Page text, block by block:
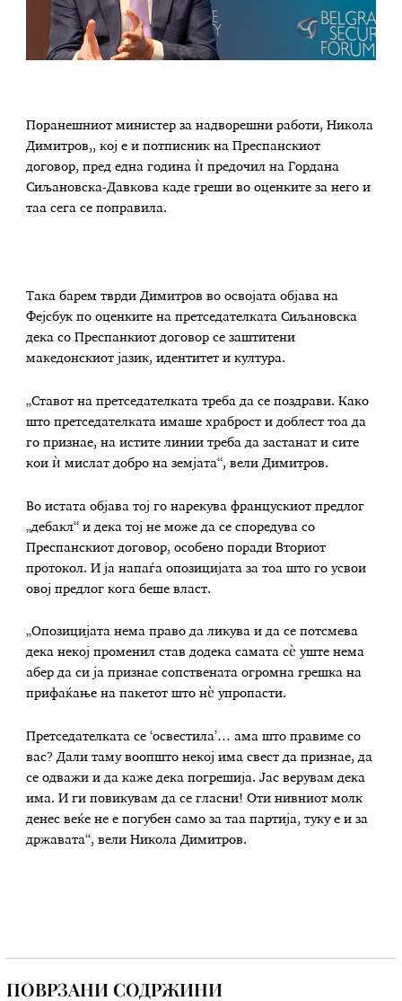
Поранешниот министер за надворешни работи, Никола
Димитров,, кој е и потписник на Преспанскиот
договор, пред една година ѝ предочил на Гордана
Сиљановска-Давкова каде греши во оценките за него и
таа сега се поправила.
Така барем тврди Димитров во освојата објава на
Фејсбук по оценките на претседателката Сиљановска
дека со Преспанкиот договор се заштитени
македонскиот јазик, идентитет и култура.
„Ставот на претседателката треба да се поздрави. Како
што претседателката имаше храброст и доблест тоа да
го признае, на истите линии треба да застанат и сите
кои ѝ мислат добро на земјата“, вели Димитров.
Во истата објава тој го нарекува францускиот предлог
„дебакл“ и дека тој не може да се споредува со
Преспанскиот договор, особено поради Вториот
протокол. И ја напаѓа опозицијата за тоа што го усвои
овој предлог кога беше власт.
„Опозицијата нема право да ликува и да се потсмева
дека некој променил став додека самата сѐ уште нема
абер да си ја признае сопствената огромна грешка на
прифаќање на пакетот што нѐ упропасти.
Претседателката се ‘освестила’… ама што правиме со
вас? Дали таму воопшто некој има свест да признае, да
се одважи и да каже дека погрешија. Јас верувам дека
има. И ги повикувам да се гласни! Оти нивниот молк
денес веќе не е погубен само за таа партија, туку е и за
државата“, вели Никола Димитров.
ПОВРЗАНИ СОДРЖИНИ